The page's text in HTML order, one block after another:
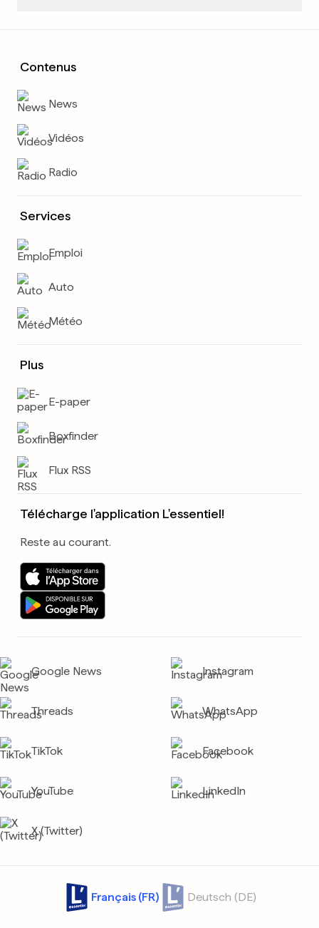
Contenus
News
Vidéos
Radio
Services
Emploi
Auto
Météo
Plus
E-paper
Boxfinder
Flux RSS
Télécharge l'application L'essentiel!
Reste au courant.
Google News Instagram
Threads WhatsApp
TikTok Facebook
YouTube LinkedIn
X (Twitter)
Français (FR) Deutsch (DE)